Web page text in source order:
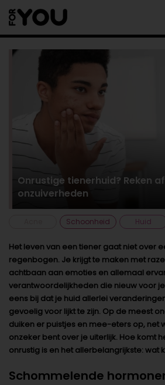
naar
artikel
Onrustige tienerhuid? Reken
onzuiverheden
Schoonheid Huid
Het leven van een tiener gaat niet over
regenbogen. Je krijgt te maken met
achtbaan aan emoties en allemaal
verantwoordelijkheden die nieuw voor
eens bij dat je huid allerlei
gevoelig voor lijkt te zijn. Op de meest
duiken er puistjes en mee-eters op, net
onzeker bent over je uiterlijk. Hoe komt
onrustig is en het allerbelangrijkste: wat
Schommelende